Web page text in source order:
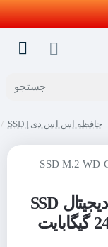
جستجو
حافظه اس اس دی | SSD
حافظه اس اس دی وسترن دیجیتال SSD